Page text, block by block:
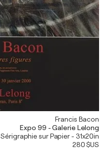
Francis Bacon
Expo 99 - Galerie Lelong
Sérigraphie sur Papier - 31x20in
280 $US